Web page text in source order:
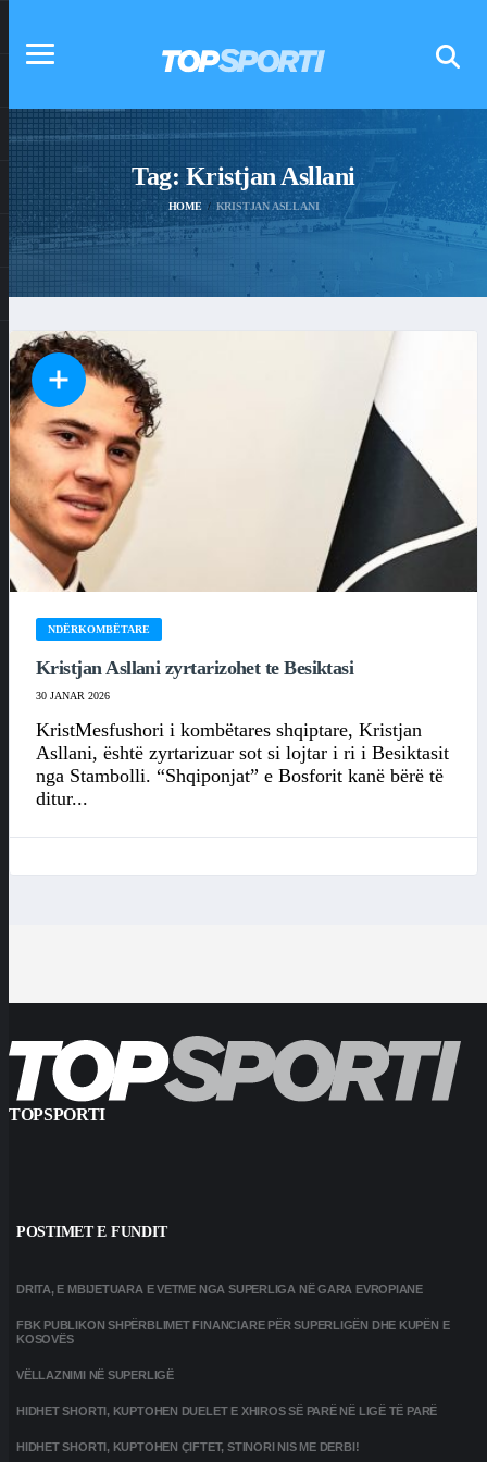
Tag: Kristjan Asllani
HOME KRISTJAN ASLLANI
NDËRKOMBËTARE
Kristjan Asllani zyrtarizohet te Besiktasi
30 JANAR 2026
KristMesfushori i kombëtares shqiptare, Kristjan
Asllani, është zyrtarizuar sot si lojtar i ri i Besiktasit
nga Stambolli. “Shqiponjat” e Bosforit kanë bërë të
ditur...
TOPSPORTI
POSTIMET E FUNDIT
DRITA, E MBIJETUARA E VETME NGA SUPERLIGA NË GARA EVROPIANE
FBK PUBLIKON SHPËRBLIMET FINANCIARE PËR SUPERLIGËN DHE KUPËN E
KOSOVËS
VËLLAZNIMI NË SUPERLIGË
HIDHET SHORTI, KUPTOHEN DUELET E XHIROS SË PARË NË LIGË TË PARË
HIDHET SHORTI, KUPTOHEN ÇIFTET, STINORI NIS ME DERBI!